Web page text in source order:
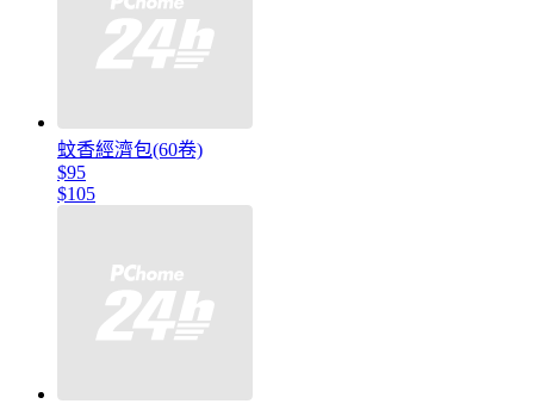
蚊香經濟包(60卷)
$95
$105